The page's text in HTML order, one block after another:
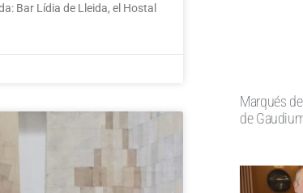
Bar Lídia de Lleida, el Hostal
Marqués
de